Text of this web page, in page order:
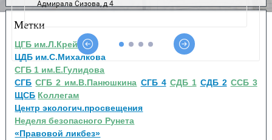
Метки
ЦГБ им.Л.Крейна
ЦДБ им.С.Михалкова
СГБ 1 им.Е.Гулидова
СГБ СГБ 2 им.В.Панюшкина СГБ 4 СДБ 1 СДБ 2 ССБ 3
ЩСБ Коллегам
Центр экологич.просвещения
Неделя безопасного Рунета
«Правовой ликбез»